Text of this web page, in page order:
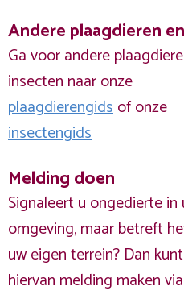
Andere plaagdieren
Ga voor andere
insecten naar onze
plaagdierengidsof onze
insectengids
Melding doen
Signaleert u ongedierte in
omgeving, maar betreft
uw eigen terrein? Dan
hiervan melding maken via